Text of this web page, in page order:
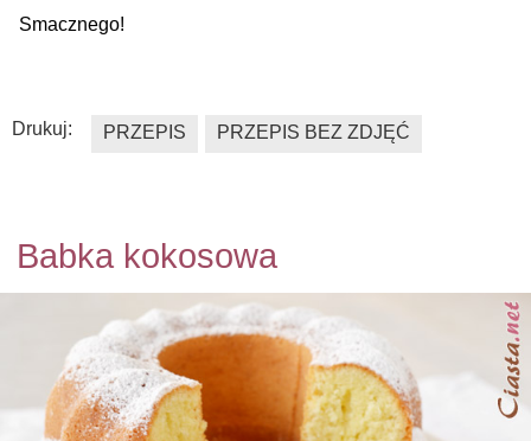
Smacznego!
Drukuj: PRZEPIS PRZEPIS BEZ ZDJĘĆ
Babka kokosowa